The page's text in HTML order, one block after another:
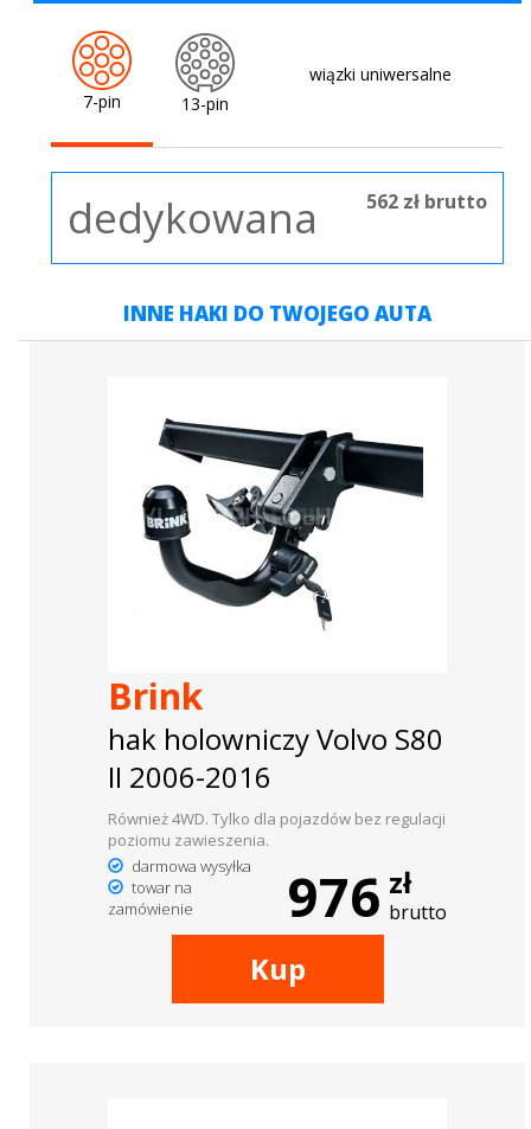
7-pin 13-pin
wiązki uniwersalne
dedykowana 562 zł brutto
INNE HAKI DO TWOJEGO AUTA
Brink
hak holowniczy Volvo S80
II 2006-2016
Również 4WD. Tylko dla pojazdów bez regulacji
poziomu zawieszenia.
darmowa wysyłka
towar na
zamówienie
976 zł
brutto
Kup